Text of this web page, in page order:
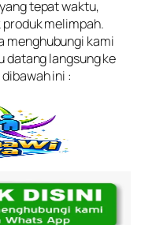
tepat waktu,
melimpah.
menghubungi kami
datang langsung ke
ini :